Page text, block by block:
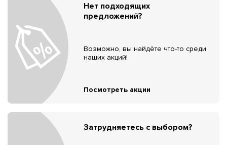
Нет подходящих
предложений?
Возможно, вы найдёте что-то среди
наших акций!
Посмотреть акции
Затрудняетесь с выбором?